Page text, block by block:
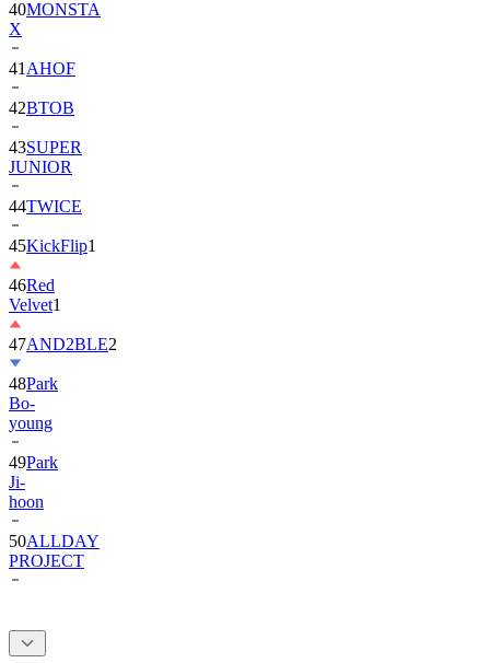
41
42 BTOB
43SUPER
JUNIOR
44TWICE
45KickFlip
46Red
Velvet
47AND2BLE
48Park
Bo-
young
49Park
Ji-
hoon
50ALLDAY
PROJECT